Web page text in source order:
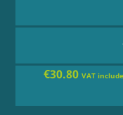
€30.80 VAT